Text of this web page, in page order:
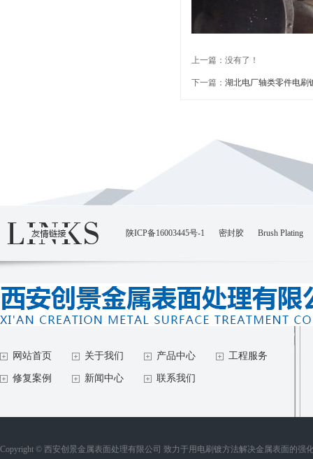
上一篇：没有了！
下一篇： 湖北电厂轴类零件电刷
陕ICP备16003445号-1 密封胶 Brush Plating
网站首页 关于我们 产品中心 工程服务
修复案例 新闻中心 联系我们
Copyright © 西安创景金属表面处理有限公司 致力于用电刷镀方法解决金属表面的